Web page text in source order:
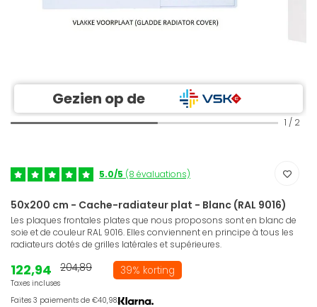
Gezien op de
1 / 2
5.0/5 (8 évaluations)
50x200 cm - Cache-radiateur plat - Blanc (RAL 9016)
Les plaques frontales plates que nous proposons sont en blanc de
soie et de couleur RAL 9016. Elles conviennent en principe à tous les
radiateurs dotés de grilles latérales et supérieures.
122,94
Taxes incluses
204,89 39% korting
Faites 3 paiements de €40,98.